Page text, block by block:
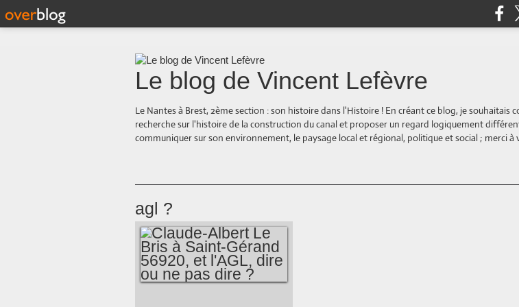
Le blog de Vincent Lefèvre
Le Nantes à Brest, 2ème section : son histoire dans l'Histoire ! En créant ce blog, je souhaitais
recherche sur l'histoire de la construction du canal et proposer un regard logiquement
communiquer sur son environnement, le paysage local et régional, politique et social ; merci à
agl ?